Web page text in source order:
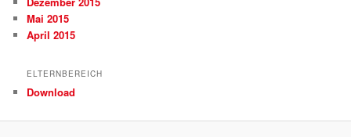
Mai 2015
April 2015
ELTERNBEREICH
Download